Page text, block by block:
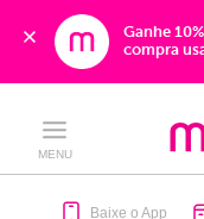
Ganhe
compra
content
navigation
MENU
Baixe o App